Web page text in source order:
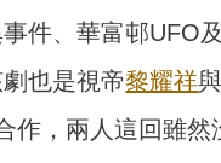
件、華富邨UFO
也是視帝黎耀祥
作，兩人這回雖然